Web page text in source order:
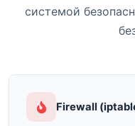
системой
Firewall